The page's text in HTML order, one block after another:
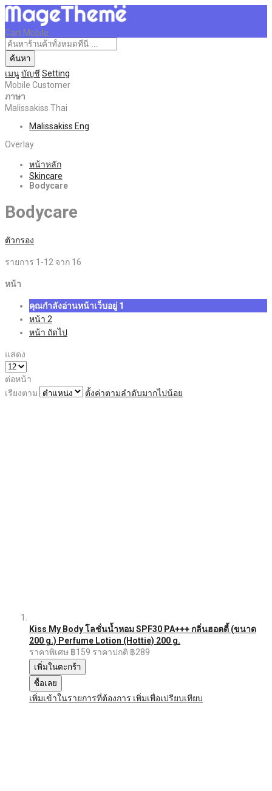
Cart Mobile
ค้นหา
เมนูบัญชี Setting
Mobile Customer
ภาษา
Malissakiss Thai
Malissakiss Eng
Overlay
หน้าหลัก
Skincare
Bodycare
Bodycare
ตัวกรอง
รายการ 1 -12 จาก 16
หน้า
คุณกำลังอ่านหน้าเว็บอยู่ 1
หน้า 2
หน้า ถัดไป
แสดง
ต่อหน้า
เรียงตาม
ตั้งค่าตามลำดับมากไปน้อย
Kiss My Body โลชั่นน้ำหอม SPF30 PA+++ กลิ่นฮอตตี้ (ขนาด
200 g.) Perfume Lotion (Hottie) 200 g.
ราคาพิเศษ ฿159 ราคาปกติ ฿289
เพิ่มในตะกร้า
ซื้อเลย
เพิ่มเข้าในรายการที่ต้องการ เพิ่มเพื่อเปรียบเทียบ